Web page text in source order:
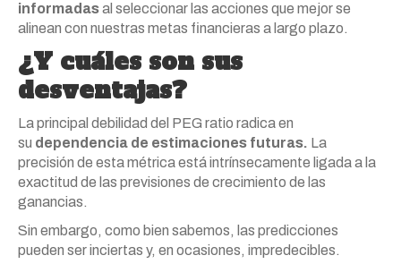
informadasal seleccionar las acciones que mejor se
alinean con nuestras metas financieras a largo plazo.
¿Y cuáles son sus
desventajas?
La principal debilidad del PEG ratio radica en
su dependencia de estimaciones futuras. La
precisión de esta métrica está intrínsecamente ligada a la
exactitud de las previsiones de crecimiento de las
ganancias.
Sin embargo, como bien sabemos, las predicciones
pueden ser inciertas y, en ocasiones, impredecibles.